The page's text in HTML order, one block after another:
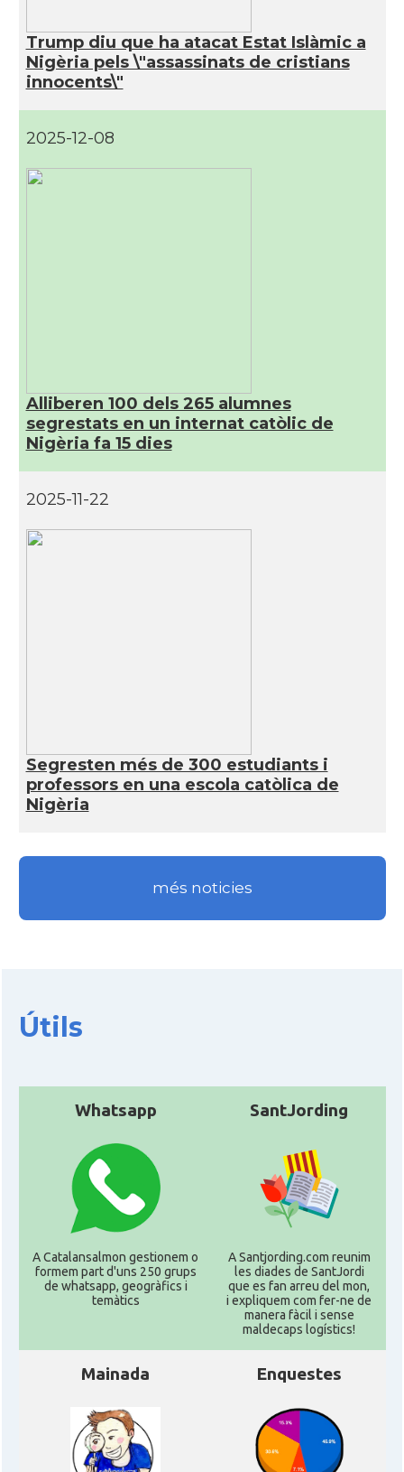
Trump diu que ha atacat Estat Islàmic a
Nigèria pels \"assassinats de cristians
innocents\"
2025-12-08
Alliberen 100 dels 265 alumnes
segrestats en un internat catòlic de
Nigèria fa 15 dies
2025-11-22
Segresten més de 300 estudiants i
professors en una escola catòlica de
Nigèria
més noticies
Útils
Whatsapp
A Catalansalmon gestionem o
formem part d'uns 250 grups
de whatsapp, geogràfics i
temàtics
SantJording
A Santjording.com reunim
les diades de SantJordi
que es fan arreu del mon,
i expliquem com fer-ne de
manera fàcil i sense
maldecaps logí­stics!
Mainada Enquestes